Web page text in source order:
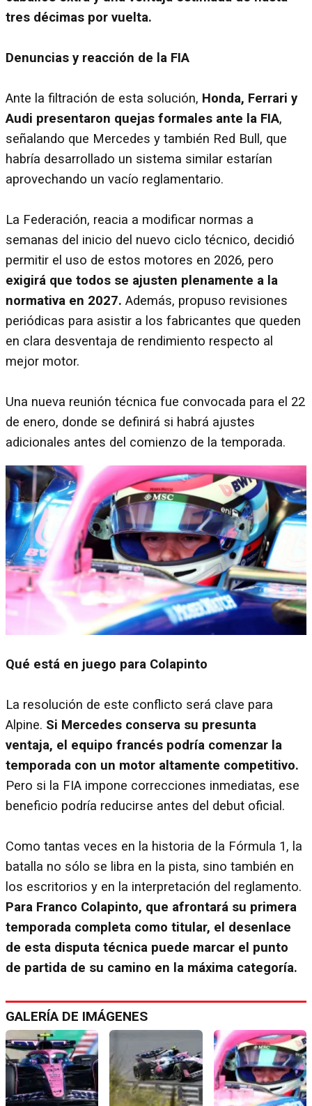
tres décimas por vuelta.
Denuncias y reacción de la FIA
Ante la filtración de esta solución, Honda, Ferrari y
Audi presentaron quejas formales ante la FIA,
señalando que Mercedes y también Red Bull, que
habría desarrollado un sistema similar estarían
aprovechando un vacío reglamentario.
La Federación, reacia a modificar normas a
semanas del inicio del nuevo ciclo técnico, decidió
permitir el uso de estos motores en 2026, pero
exigirá que todos se ajusten plenamente a la
normativa en 2027. Además, propuso revisiones
periódicas para asistir a los fabricantes que queden
en clara desventaja de rendimiento respecto al
mejor motor.
Una nueva reunión técnica fue convocada para el 22
de enero, donde se definirá si habrá ajustes
adicionales antes del comienzo de la temporada.
Qué está en juego para Colapinto
La resolución de este conflicto será clave para
Alpine. Si Mercedes conserva su presunta
ventaja, el equipo francés podría comenzar la
temporada con un motor altamente competitivo.
Pero si la FIA impone correcciones inmediatas, ese
beneficio podría reducirse antes del debut oficial.
Como tantas veces en la historia de la Fórmula 1, la
batalla no sólo se libra en la pista, sino también en
los escritorios y en la interpretación del reglamento.
Para Franco Colapinto, que afrontará su primera
temporada completa como titular, el desenlace
de esta disputa técnica puede marcar el punto
de partida de su camino en la máxima categoría.
GALERÍA DE IMÁGENES